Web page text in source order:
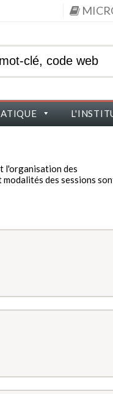
l'organisation des
des sessions